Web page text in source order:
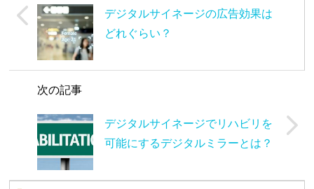
デジタルサイネージの広告効果は
どれぐらい？
次の記事
デジタルサイネージでリハビリを
可能にするデジタルミラーとは？